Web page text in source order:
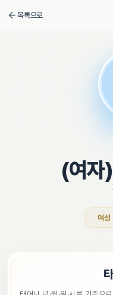
목록으로
(여자
여